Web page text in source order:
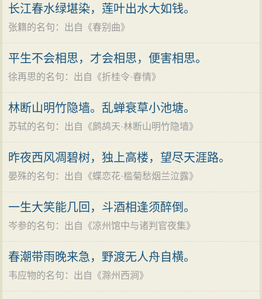
在于符合同构对应的原理，而且还在于蝉意象所包涵的
丰富的文化内蕴。
此诗起二句在句法上用对偶句，在作法上则用起兴
的手法，以蝉声来逗起客思，诗一开始即点出秋蝉高
天，以至下狱。大好的青春，经历了政治上的种种折磨
已经消逝，头上增添了星星白发。在狱中看到这高唱的
更因此回想到自己少年时代，也何尝不如秋蝉的高唱，
而今一事无成，甚至入狱。就在这十个字中，诗人动作
比兴的方法，把这分凄恻的感情，委婉曲折地表达了出
长江春水绿堪染，莲叶出水大如钱。
张籍的名句 ：出自《春别曲》
平生不会相思，才会相思，便害相思。
徐再思的名句 ：出自《折桂令·春情》
林断山明竹隐墙。乱蝉衰草小池塘。
苏轼的名句 ：出自《鹧鸪天·林断山明竹隐墙》
昨夜西风凋碧树，独上高楼，望尽天涯路。
晏殊的名句 ：出自《蝶恋花·槛菊愁烟兰泣露》
一生大笑能几回，斗酒相逢须醉倒。
岑参的名句 ：出自《凉州馆中与诸判官夜集》
春潮带雨晚来急，野渡无人舟自横。
韦应物的名句 ：出自《滁州西涧 》